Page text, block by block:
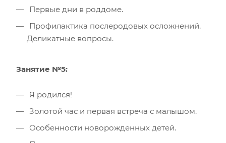
Первые дни в роддоме.
Профилактика послеродовых осложнений.
Деликатные вопросы.
Занятие №5:
Я родился!
Золотой час и первая встреча с малышом.
Особенности новорожденных детей.